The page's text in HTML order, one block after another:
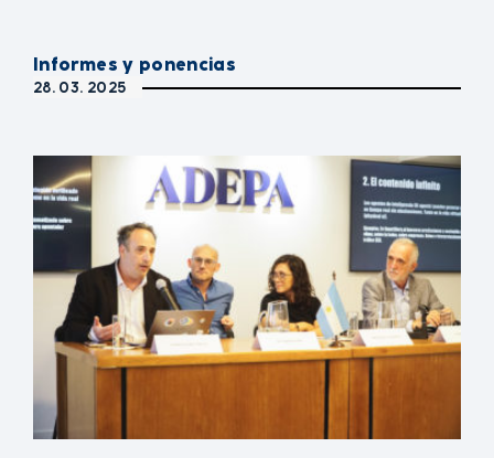
Informes y ponencias
28. 03. 2025